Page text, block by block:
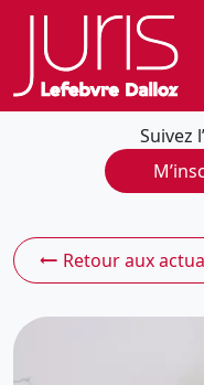
Suivez
Retour aux